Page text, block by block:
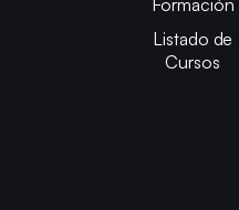
Formación
Listado de
Cursos